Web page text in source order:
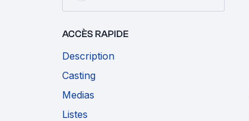
ACCÈS RAPIDE
Description
Casting
Medias
Listes